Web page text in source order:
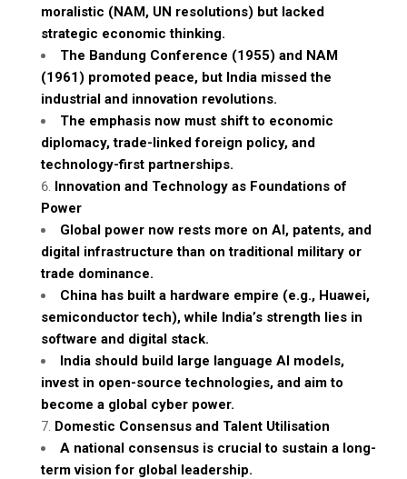
moralistic (NAM, UN resolutions) but lacked
strategic economic thinking.
The Bandung Conference (1955) and NAM
(1961) promoted peace, but India missed the
industrial and innovation revolutions.
The emphasis now must shift to economic
diplomacy, trade-linked foreign policy, and
technology-first partnerships.
Innovation and Technology as Foundations of
Power
Global power now rests more on AI, patents, and
digital infrastructure than on traditional military or
trade dominance.
China has built a hardware empire (e.g., Huawei,
semiconductor tech), while India’s strength lies in
software and digital stack.
India should build large language AI models,
invest in open-source technologies, and aim to
become a global cyber power.
Domestic Consensus and Talent Utilisation
A national consensus is crucial to sustain a long-
term vision for global leadership.